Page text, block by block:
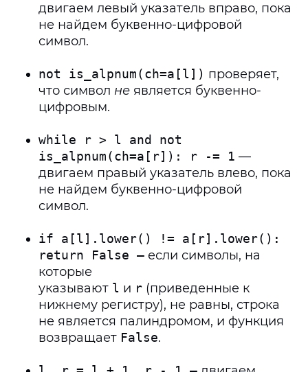
двигаем левый указатель вправо, пока
не найдем буквенно-цифровой
символ.
not is_alpnum(ch=a[l]) проверяет,
что символ не является буквенно-
цифровым.
while r > l and not
is_alpnum(ch=a[r]): r -= 1 —
двигаем правый указатель влево, пока
не найдем буквенно-цифровой
символ.
if a[l].lower() != a[r].lower():
return False — если символы, на
которые
указывают l и r (приведенные к
нижнему регистру), не равны, строка
не является палиндромом, и функция
возвращает False.